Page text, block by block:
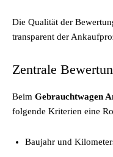
Die Qualität der
transparent der
Zentrale
Beim Gebrauchtwagen
folgende Kriterien eine
Baujahr und